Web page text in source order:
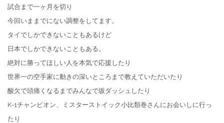
試合まで一ヶ月を切り
今回いままでにない調整をしてます。
タイでしかできないこともあるけど
日本でしかできないこともある。
絶対に勝ってほしい人を本気で応援したり
世界一の空手家に動きの深いところまで教えていただいたり
酸欠で頭痛くなるまでみんなで坂ダッシュしたり
K-1チャンピオン、ミスターストイック小比類巻さんにお会いしに行っ
たり